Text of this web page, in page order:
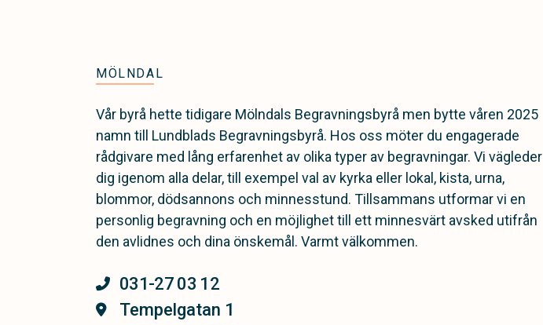
MÖLNDAL
Vår byrå hette tidigare Mölndals Begravningsbyrå men bytte våren 2025
namn till Lundblads Begravningsbyrå. Hos oss möter du engagerade
rådgivare med lång erfarenhet av olika typer av begravningar. Vi vägleder
dig igenom alla delar, till exempel val av kyrka eller lokal, kista, urna,
blommor, dödsannons och minnesstund. Tillsammans utformar vi en
personlig begravning och en möjlighet till ett minnesvärt avsked utifrån
den avlidnes och dina önskemål. Varmt välkommen.
031-27 03 12
Tempelgatan 1